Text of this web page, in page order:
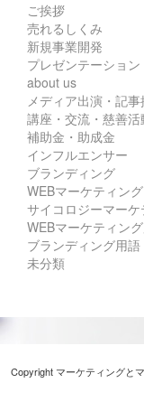
ご挨拶
売れるしくみ
新規事業開発
プレゼンテーション
about us
メディア出演・記
講座・交流・慈善活
補助金・助成金
インフルエンサー
ブランディング
WEBマーケティング
サイコロジーマー
WEBマーケティン
ブランディング用語
未分類
Copyright マーケティングと